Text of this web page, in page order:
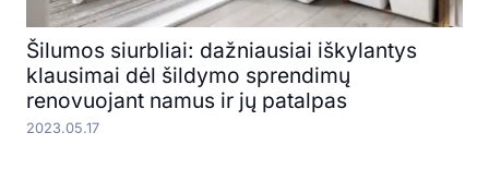
Šilumos siurbliai: dažniausiai iškylantys
klausimai dėl šildymo sprendimų
renovuojant namus ir jų patalpas
2023.05.17